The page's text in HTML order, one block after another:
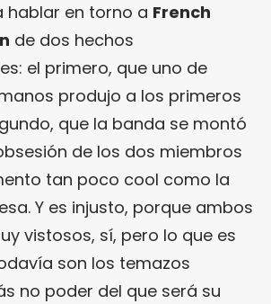
hablar en torno a French
de dos hechos
el primero, que uno de
produjo a los primeros
que la banda se montó
de los dos miembros
tan poco cool como la
Y es injusto, porque ambos
vistosos, sí, pero lo que es
son los temazos
no poder del que será su